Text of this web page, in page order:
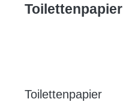
Toilettenpapier
Toilettenpapier